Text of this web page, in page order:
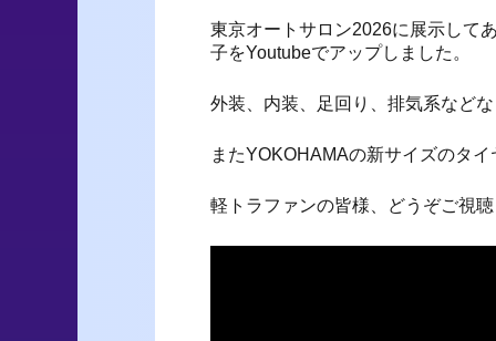
東京オートサロン2026に展示して
子をYoutubeでアップしました。
外装、内装、足回り、排気系など
またYOKOHAMAの新サイズのタ
軽トラファンの皆様、どうぞご視